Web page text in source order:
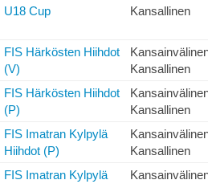
U18 Cup Kansallinen
FIS Härkösten Hiihdot
(V)
Kansallinen
FIS Härkösten Hiihdot
(P)
Kansallinen
FIS Imatran Kylpylä
Hiihdot (P)
Kansallinen
FIS Imatran Kylpylä